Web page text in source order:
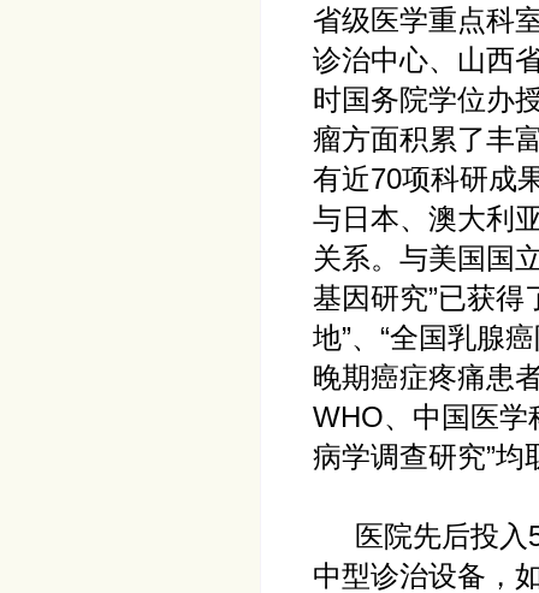
省级医学重点科
诊治中心、山西
时国务院学位办
瘤方面积累了丰
有近70项科研成
与日本、澳大利
关系。与美国国
基因研究”已获
地”、“全国乳腺
晚期癌症疼痛患
WHO、中国医学
病学调查研究”均
医院先后投入5
中型诊治设备，